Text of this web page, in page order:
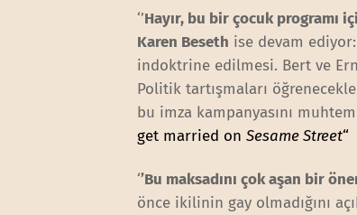
‘’Hayır, bu bir çocuk programı
Karen Beseth ise devam
indoktrine edilmesi. Bert ve
Politik tartışmaları
bu imza kampanyasını
get married onSesame Street“
‘’Bu maksadını çok aşan bir
önce ikilinin gay olmadığını